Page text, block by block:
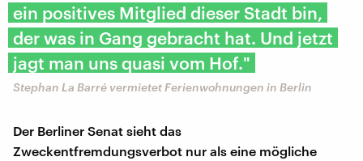
ein positives Mitglied dieser Stadt bin,
der was in Gang gebracht hat. Und jetzt
jagt man uns quasi vom Hof."
Stephan La Barré vermietet Ferienwohnungen in Berlin
Der Berliner Senat sieht das
Zweckentfremdungsverbot nur als eine mögliche